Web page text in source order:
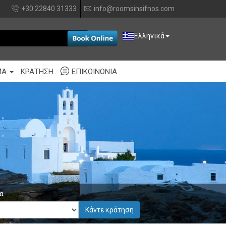
+30 22840 31333 info@roomsinsifnos.com
Ελληνικά
EUR
ΚΡΆΤΗΣΗ ΕΠΙΚΟΙΝΩΝΊΑ
Κάντε κράτηση